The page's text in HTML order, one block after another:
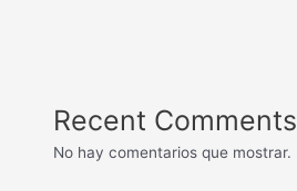
Recent Comments
No hay comentarios que mostrar.